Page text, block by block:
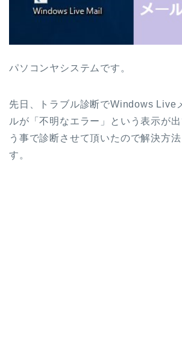
パソコンヤシステムです。
先日、トラブル診断でWindows Live
ルが「不明なエラー」という表示が
う事で診断させて頂いたので解決方
す。